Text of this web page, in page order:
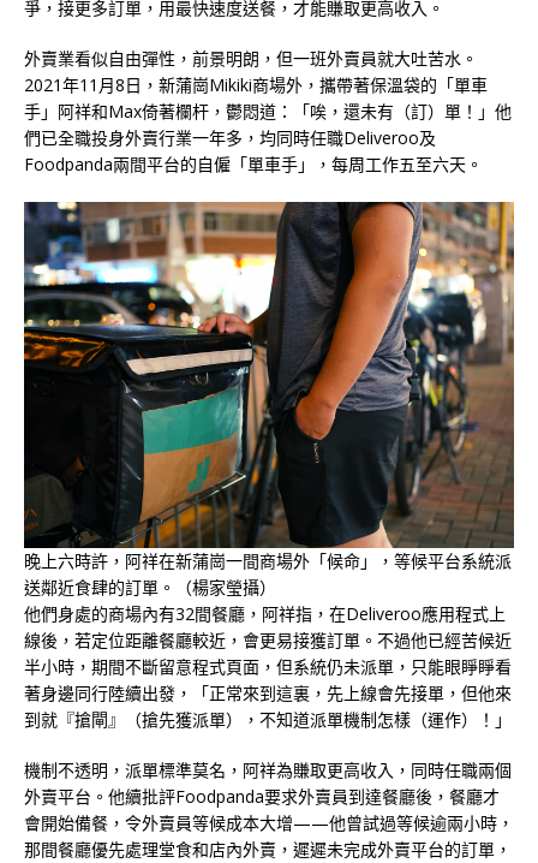
爭，接更多訂單，用最快速度送餐，才能賺取更高收入。
外賣業看似自由彈性，前景明朗，但一班外賣員就大吐苦水。
2021年11月8日，新蒲崗Mikiki商場外，攜帶著保溫袋的「單車
手」阿祥和Max倚著欄杆，鬱悶道：「唉，還未有（訂）單！」他
們已全職投身外賣行業一年多，均同時任職Deliveroo及
Foodpanda兩間平台的自僱「單車手」，每周工作五至六天。
晚上六時許，阿祥在新蒲崗一間商場外「候命」，等候平台系統派
送鄰近食肆的訂單。（楊家瑩攝）
他們身處的商場內有32間餐廳，阿祥指，在Deliveroo應用程式上
線後，若定位距離餐廳較近，會更易接獲訂單。不過他已經苦候近
半小時，期間不斷留意程式頁面，但系統仍未派單，只能眼睜睜看
著身邊同行陸續出發，「正常來到這裏，先上線會先接單，但他來
到就『搶閘』（搶先獲派單），不知道派單機制怎樣（運作）！」
機制不透明，派單標準莫名，阿祥為賺取更高收入，同時任職兩個
外賣平台。他續批評Foodpanda要求外賣員到達餐廳後，餐廳才
會開始備餐，令外賣員等候成本大增——他曾試過等候逾兩小時，
那間餐廳優先處理堂食和店內外賣，遲遲未完成外賣平台的訂單，